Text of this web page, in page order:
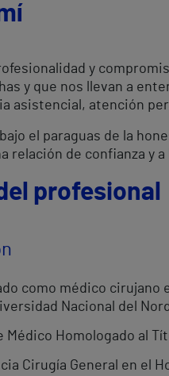
y
y que nos llevan a
asistencial, atención
bajo el paraguas de la
relación de confianza y
profesional
como médico cirujano
Nacional del
Médico Homologado al
Cirugía General en el